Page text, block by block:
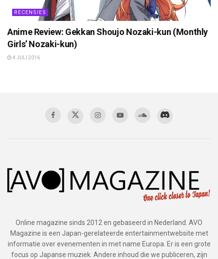
RECENSIES
Anime Review: Gekkan Shoujo Nozaki-kun (Monthly
Girls’ Nozaki-kun)
4 JULI 2016
Online magazine sinds 2012 en gebaseerd in Nederland. AVO
Magazine is een Japan-gerelateerde entertainmentwebsite met
informatie over evenementen in met name Europa. Er is een grote
focus op Japanse muziek. Andere inhoud die we publiceren, zijn